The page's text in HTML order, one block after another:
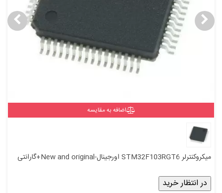
اضافه به مقایسه
میکروکنترلر STM32F103RGT6 اورجینال-New and original+گارانتی
در انتظار خرید